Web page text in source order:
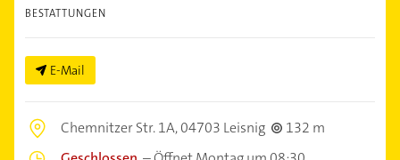
BESTATTUNGEN
E-Mail
Chemnitzer Str. 1A,04703 Leisnig
132 m